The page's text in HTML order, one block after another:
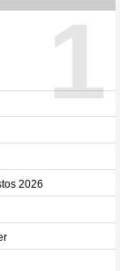
1
2026